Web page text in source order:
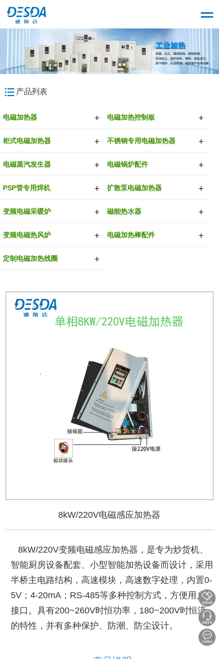
产品列表
电磁加热器 电磁加热控制板
柜式电磁加热器 不锈钢专用电磁加热器
电磁蒸汽发生器 电磁锅炉配件
PSP管专用焊机 扩散泵电磁加热器
变频电磁采暖炉 磁能热水器
变频电磁热风炉 电磁加热棒配件
定制电磁加热线圈
8kW/220V电磁感应加热器
8kW/220V变频电磁感应加热器，是专为炒货机、
智能厨房设备配套、小型智能加热设备而设计，采用
半桥主电路结构，高速模块，高速数字处理，内置0-
5V；4-20mA；RS-485等多种控制方式，方便用户
接口。具有200~260V时恒功率，180~200V时恒流
的特性，并有多种保护、防潮、防尘设计。